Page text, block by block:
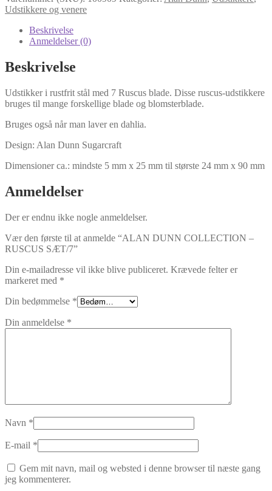
-
RUSCUS
SÆT/7
antal
Udstikkere og venere
Beskrivelse
Anmeldelser (0)
Beskrivelse
Udstikker i rustfrit stål med 7 Ruscus blade. Disse ruscus-udstikkere
bruges til mange forskellige blade og blomsterblade.
Bruges også når man laver en dahlia.
Design: Alan Dunn Sugarcraft
Dimensioner ca.: mindste 5 mm x 25 mm til største 24 mm x 90 mm
Anmeldelser
Der er endnu ikke nogle anmeldelser.
Vær den første til at anmelde “ALAN DUNN COLLECTION –
RUSCUS SÆT/7”
Din e-mailadresse vil ikke blive publiceret. Krævede felter er
markeret med *
Din bedømmelse *
Din anmeldelse *
Navn *
E-mail *
Gem mit navn, mail og websted i denne browser til næste gang
jeg kommenterer.